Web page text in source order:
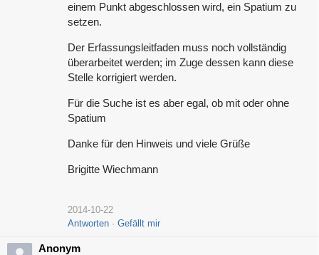
einem Punkt abgeschlossen wird, ein Spatium zu
setzen.
Der Erfassungsleitfaden muss noch vollständig
überarbeitet werden; im Zuge dessen kann diese
Stelle korrigiert werden.
Für die Suche ist es aber egal, ob mit oder ohne
Spatium
Danke für den Hinweis und viele Grüße
Brigitte Wiechmann
2014-10-22
Antworten
Gefällt mir
Anonym